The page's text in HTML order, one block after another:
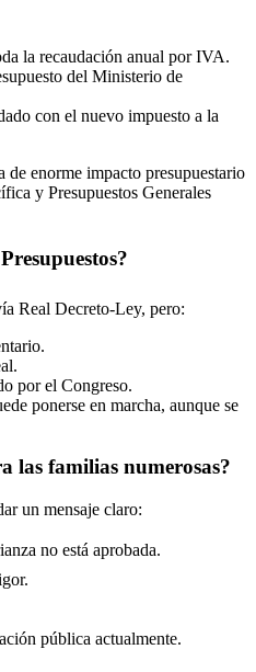
la recaudación anual por IVA.
del Ministerio de
con el nuevo impuesto a la
de enorme impacto presupuestario
y Presupuestos Generales
Real Decreto-Ley, pero:
por el Congreso.
ponerse en marcha, aunque se
las familias numerosas?
un mensaje claro:
no está aprobada.
pública actualmente.